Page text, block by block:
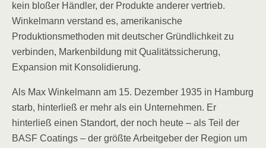
kein bloßer Händler, der Produkte anderer vertrieb.
Winkelmann verstand es, amerikanische
Produktionsmethoden mit deutscher Gründlichkeit zu
verbinden, Markenbildung mit Qualitätssicherung,
Expansion mit Konsolidierung.
Als Max Winkelmann am 15. Dezember 1935 in Hamburg
starb, hinterließ er mehr als ein Unternehmen. Er
hinterließ einen Standort, der noch heute – als Teil der
BASF Coatings – der größte Arbeitgeber der Region um